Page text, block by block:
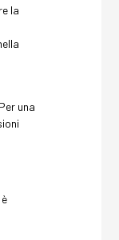
la
una